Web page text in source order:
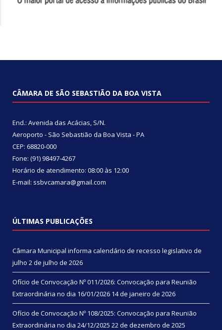
CÂMARA DE SÃO SEBASTIÃO DA BOA VISTA
End.: Avenida das Acácias, S/N.
Aeroporto - São Sebastião da Boa Vista - PA
CEP: 68820-000
Fone: (91) 98497-4267
Horário de atendimento: 08:00 às 12:00
E-mail: ssbvcamara@gmail.com
ÚLTIMAS PUBLICAÇÕES
Câmara Municipal informa calendário de recesso legislativo de
julho 2 de julho de 2026
Ofício de Convocação Nº 011/2026: Convocação para Reunião
Extraordinária no dia 16/01/2026 14 de janeiro de 2026
Ofício de Convocação Nº 108/2025: Convocação para Reunião
Extraordinária no dia 24/12/2025 22 de dezembro de 2025